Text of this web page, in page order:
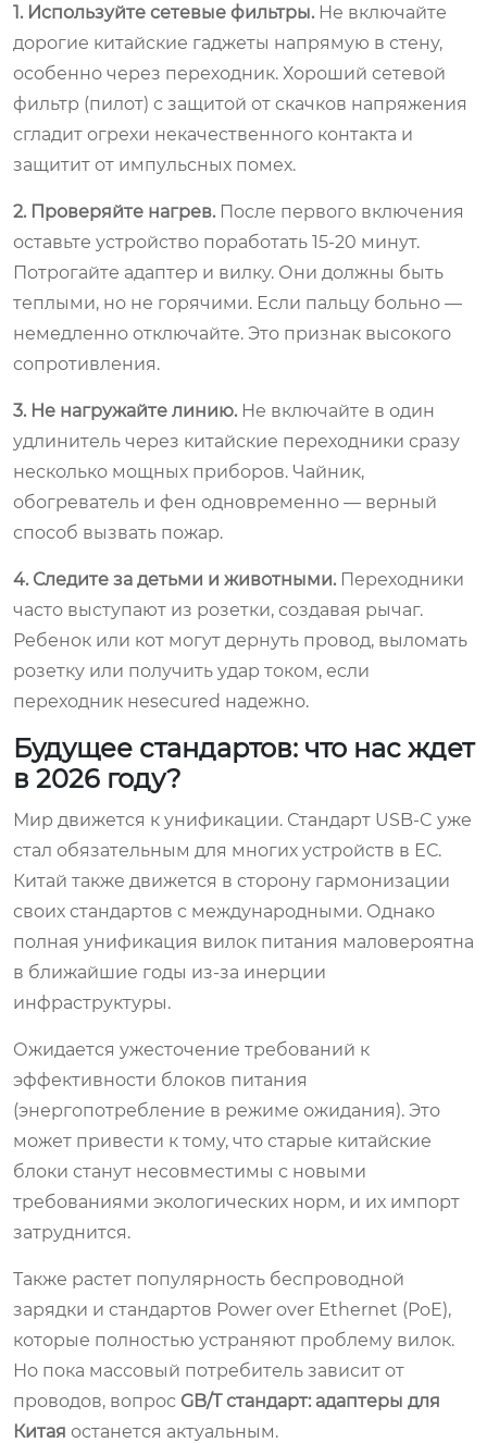
1. Используйте сетевые фильтры. Не включайте
дорогие китайские гаджеты напрямую в стену,
особенно через переходник. Хороший сетевой
фильтр (пилот) с защитой от скачков напряжения
сгладит огрехи некачественного контакта и
защитит от импульсных помех.
2. Проверяйте нагрев. После первого включения
оставьте устройство поработать 15-20 минут.
Потрогайте адаптер и вилку. Они должны быть
теплыми, но не горячими. Если пальцу больно —
немедленно отключайте. Это признак высокого
сопротивления.
3. Не нагружайте линию. Не включайте в один
удлинитель через китайские переходники сразу
несколько мощных приборов. Чайник,
обогреватель и фен одновременно — верный
способ вызвать пожар.
4. Следите за детьми и животными. Переходники
часто выступают из розетки, создавая рычаг.
Ребенок или кот могут дернуть провод, выломать
розетку или получить удар током, если
переходник неsecured надежно.
Будущее стандартов: что нас ждет
в 2026 году?
Мир движется к унификации. Стандарт USB-C уже
стал обязательным для многих устройств в ЕС.
Китай также движется в сторону гармонизации
своих стандартов с международными. Однако
полная унификация вилок питания маловероятна
в ближайшие годы из-за инерции
инфраструктуры.
Ожидается ужесточение требований к
эффективности блоков питания
(энергопотребление в режиме ожидания). Это
может привести к тому, что старые китайские
блоки станут несовместимы с новыми
требованиями экологических норм, и их импорт
затруднится.
Также растет популярность беспроводной
зарядки и стандартов Power over Ethernet (PoE),
которые полностью устраняют проблему вилок.
Но пока массовый потребитель зависит от
проводов, вопрос GB/T стандарт: адаптеры для
Китая останется актуальным.